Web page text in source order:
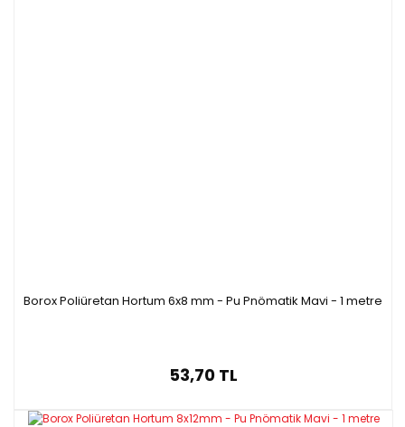
Borox Poliüretan Hortum 6x8 mm - Pu Pnömatik Mavi - 1 metre
53,70 TL